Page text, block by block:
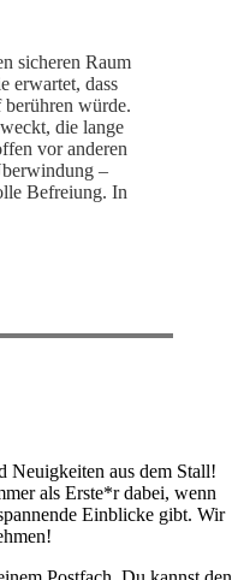
sicheren Raum
erwartet, dass
würde.
die lange
vor anderen
–
Befreiung. In
Neuigkeiten aus dem Stall!
als Erste*r dabei, wenn
Einblicke gibt. Wir